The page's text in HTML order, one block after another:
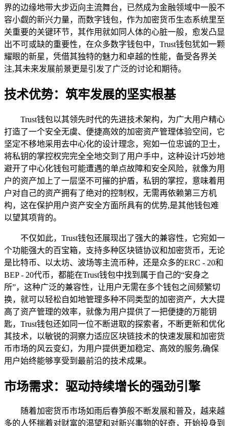
界的边缘地带大步迈向主流舞台，已然成为金融领域中一股不
容小觑的新兴力量，而数字钱包，作为加密货币生态系统里至
关重要的关键环节，其作用就如同人体的心脏一般，愈发凸显
出不可或缺的重要性，在众多数字钱包中，Trust钱包犹如一颗
耀眼的新星，凭借其独特的魅力和卓越的性能，备受各界关
注,其未来发展前景更是引发了广泛的讨论和期待。
技术优势：筑牢发展的坚实根基
Trust钱包以其领先时代的先进技术架构，为广大用户精心
打造了一个安全无虞、便捷高效的加密资产管理体验空间，它
坚定不移地采用去中心化的设计理念，宛如一位忠诚的卫士，
将私钥的掌控权完完全全地交到了用户手中，这种设计巧妙地
避开了中心化钱包可能遭遇的单点故障和安全风险，就像为用
户的资产加上了一层坚不可摧的护盾，私钥的掌控，意味着用
户对自己的资产拥有了绝对的控制权，无需再依赖第三方机
构，这在保护用户资产安全方面所具有的优势,是其他钱包难
以望其项背的。
不仅如此，Trust钱包还展现出了强大的兼容性，它宛如一
个功能强大的百宝箱，支持多种区块链协议和加密货币，无论
是比特币、以太坊、波场等主流币种，还是众多的ERC - 20和
BEP - 20代币，都能在Trust钱包中找到属于自己的“安身之
所”，这种广泛的兼容性，让用户无需在多个钱包之间频繁切
换，就可以轻松自如地管理多种不同类型的加密资产，大大提
高了资产管理的效率，就像为用户提供了一把便捷的万能钥
匙，Trust钱包还如同一位不断进取的探索者，不断更新和优化
其技术，以敏锐的洞察力适应区块链技术的快速发展和加密货
币市场的风云变幻，为用户提供更加稳定、高效的服务,确保
用户始终能够享受到最前沿的技术成果。
市场需求：驱动持续增长的强劲引擎
随着加密货币市场如雨后春笋般不断发展和普及，越来越
多的人怀揣着对财富的渴望和对新兴事物的好奇，开始投身到